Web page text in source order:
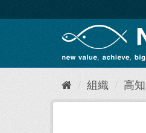
キ
て
組織 高